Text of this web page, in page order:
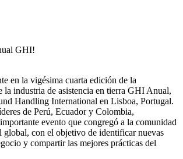
GHI!
en la vigésima cuarta edición de la
la industria de asistencia en tierra GHI Anual,
Handling International en Lisboa, Portugal.
de Perú, Ecuador y Colombia,
evento que congregó a la comunidad
global, con el objetivo de identificar nuevas
y compartir las mejores prácticas del